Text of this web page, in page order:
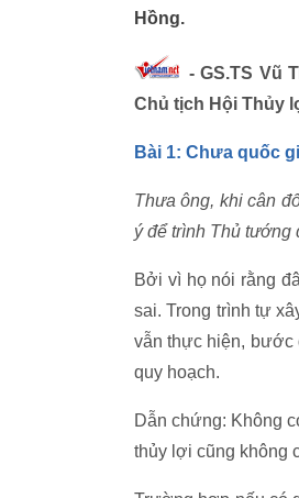
Hồng.
- GS.TS Vũ
Chủ tịch Hội Thủy
Bài 1: Chưa quốc
Thưa ông, khi cân
ý để trình Thủ tướng
Bởi vì họ nói rằng
sai. Trong trình tự
vẫn thực hiện, bước
quy hoạch.
Dẫn chứng: Không
thủy lợi cũng không